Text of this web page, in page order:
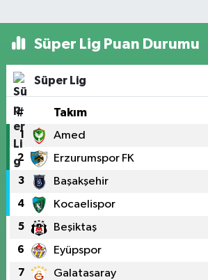
Süper Lig Puan Durumu
Süper Lig
# Takım
1 Amed
2 Erzurumspor FK
3 Başakşehir
4 Kocaelispor
5 Beşiktaş
6 Eyüpspor
7 Galatasaray